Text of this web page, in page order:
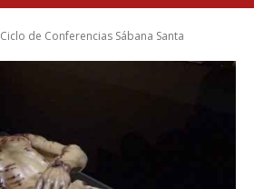
Ciclo de Conferencias Sábana Santa